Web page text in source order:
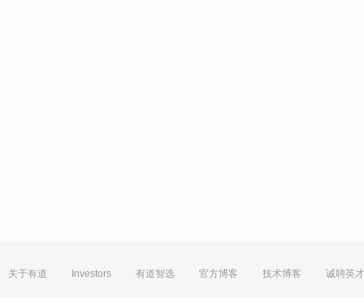
关于有道 Investors 有道智选 官方博客 技术博客 诚聘英才